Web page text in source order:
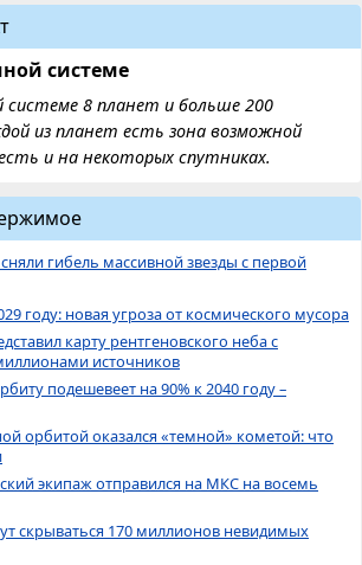
системе
системе 8 планет и больше 200
из планет есть зона возможной
и на некоторых спутниках.
гибель массивной звезды с первой
году: новая угроза от космического мусора
карту рентгеновского неба с
источников
подешевеет на 90% к 2040 году –
орбитой оказался «темной» кометой: что
экипаж отправился на МКС на восемь
скрываться 170 миллионов невидимых